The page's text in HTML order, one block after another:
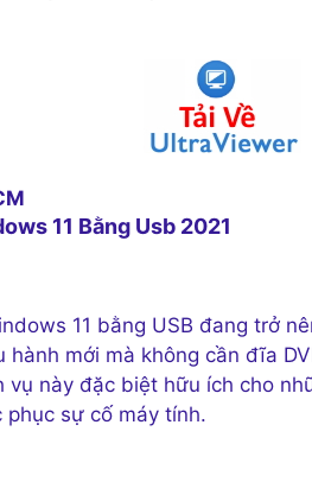
11 Bằng Usb 2021
11 bằng USB đang trở
mới mà không cần đĩa
vụ này đặc biệt hữu ích cho
phục sự cố máy tính.